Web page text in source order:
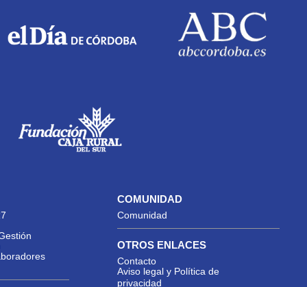
COMUNIDAD
Comunidad
OTROS ENLACES
Contacto
Aviso legal y Política de
privacidad